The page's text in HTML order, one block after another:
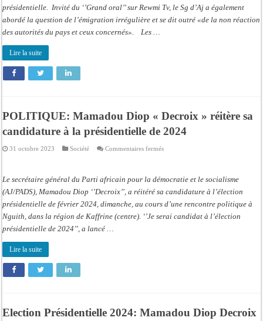
« GRAND
ORAL »
«Si
présidentielle. Invité du ‘’Grand oral’’ sur Rewmi Tv, le Sg d’Aj a également
abordé la question de l’émigration irrégulière et se dit outré «de la non réaction
des autorités du pays et ceux concernés». Les …
Lire la suite
POLITIQUE: Mamadou Diop « Decroix » réitère sa
candidature à la présidentielle de 2024
31 octobre 2023 Société Commentaires ferméssur
« Decroix »
réitère
sa
à
présidentielle
Le secrétaire général du Parti africain pour la démocratie et le socialisme
(AJ/PADS), Mamadou Diop ‘’Decroix’’, a réitéré sa candidature à l’élection
présidentielle de février 2024, dimanche, au cours d’une rencontre politique à
Nguith, dans la région de Kaffrine (centre). ‘’Je serai candidat à l’élection
présidentielle de 2024’’, a lancé …
Lire la suite
Election Présidentielle 2024: Mamadou Diop Decroix